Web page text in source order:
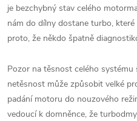
je bezchybný stav celého
nám do dílny dostane turbo,
proto, že někdo špatně
Pozor na těsnost celého
netěsnost může způsobit velké
padání motoru do nouzového
vedoucí k domněnce, že